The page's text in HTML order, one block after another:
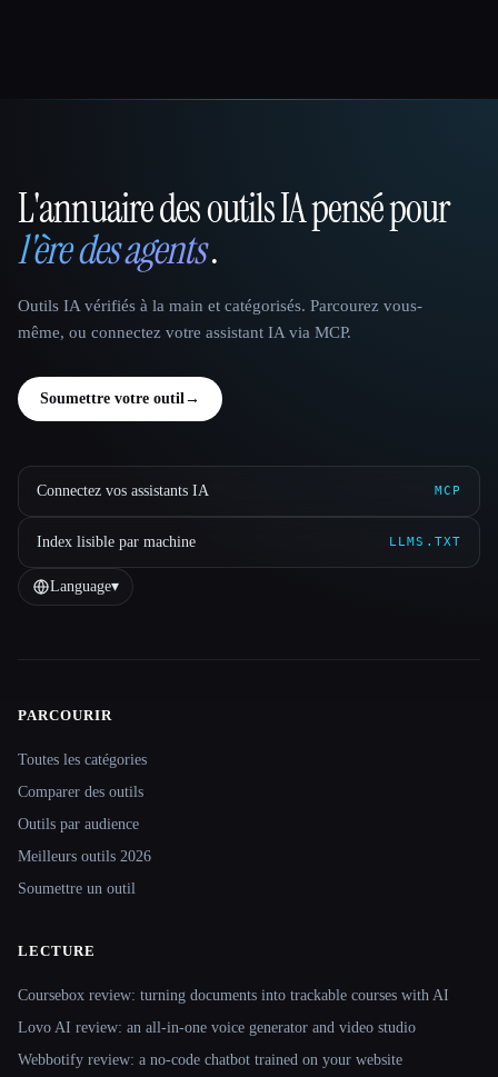
That AI Collection
L'annuaire des outils IA pensé pour
l'ère des agents.
Outils IA vérifiés à la main et catégorisés. Parcourez vous-
même, ou connectez votre assistant IA via MCP.
Soumettre votre outil→
Connectez vos assistants IA MCP
Index lisible par machine LLMS.TXT
Language▾
PARCOURIR
Toutes les catégories
Comparer des outils
Outils par audience
Meilleurs outils 2026
Soumettre un outil
LECTURE
Coursebox review: turning documents into trackable courses with AI
Lovo AI review: an all-in-one voice generator and video studio
Webbotify review: a no-code chatbot trained on your website